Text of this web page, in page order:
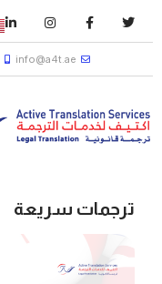
info@a4t.ae
ترجمات سريعة